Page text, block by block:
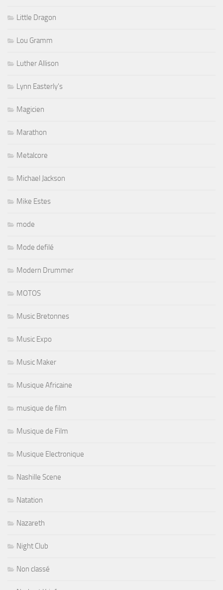
Little Dragon
Lou Gramm
Luther Allison
Lynn Easterly's
Magicien
Marathon
Metalcore
Michael Jackson
Mike Estes
mode
Mode defilé
Modern Drummer
MOTOS
Music Bretonnes
Music Expo
Music Maker
Musique Africaine
musique de film
Musique de Film
Musique Electronique
Nashille Scene
Natation
Nazareth
Night Club
Non classé